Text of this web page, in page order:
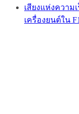
เสียงแห่งความ
เครื่องยนต์ใน